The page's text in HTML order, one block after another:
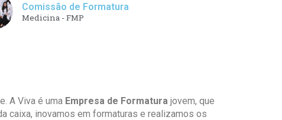
Comissão de Formatura
Medicina - FMP
A Viva é uma Empresa de Formatura jovem, que
caixa, inovamos em formaturas e realizamos os